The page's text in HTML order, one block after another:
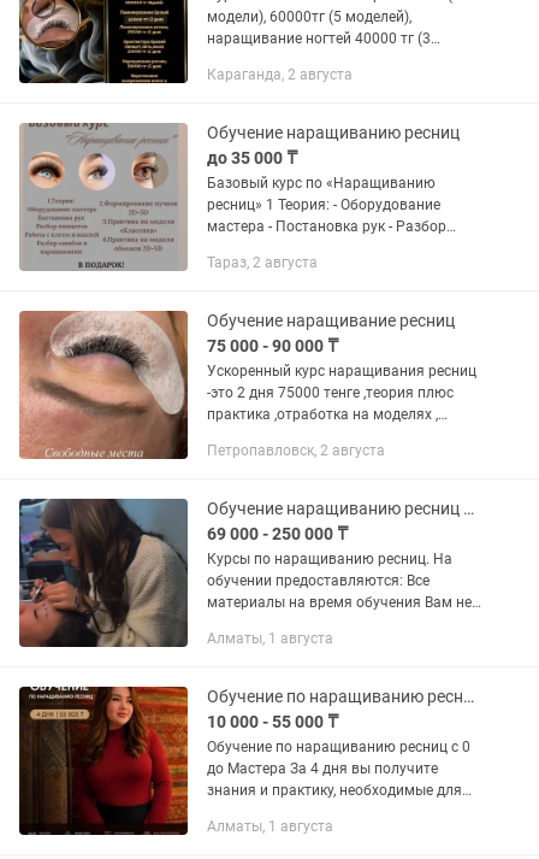
модели), 60000тг (5 моделей),
наращивание ногтей 40000 тг (3
тг (3 модели) ламинирование бровей -
Караганда, 2 августа
Обучение наращиванию ресниц
до 35 000 ₸
Базовый курс по «Наращиванию
ресниц» 1 Теория: - Оборудование
мастера - Постановка рук - Разбор
Разбор ошибок в наращивании 2
Практика...
Тараз, 2 августа
Обучение наращивание ресниц
75 000 - 90 000 ₸
Ускоренный курс наращивания ресниц
-это 2 дня 75000 тенге ,теория плюс
практика ,отработка на моделях ,
обучение ,то три модели и 90000
Петропавловск, 2 августа
Обучение наращиванию ресниц в Алматы
69 000 - 250 000 ₸
Курсы по наращиванию ресниц. На
обучении предоставляются: Все
материалы на время обучения Вам не
пособие Гарантия знаний Скидка на
Алматы, 1 августа
Обучение по наращиванию ресниц Г.Алматы
10 000 - 55 000 ₸
Обучение по наращиванию ресниц с 0
до Мастера За 4 дня вы получите
знания и практику, необходимые для
Стоимость: 55 000 тг Во время
Алматы, 1 августа